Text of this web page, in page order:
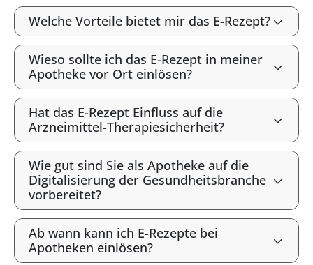
Welche Vorteile bietet mir das E-Rezept?
Wieso sollte ich das E-Rezept in meiner
Apotheke vor Ort einlösen?
Hat das E-Rezept Einfluss auf die
Arzneimittel-Therapiesicherheit?
Wie gut sind Sie als Apotheke auf die
Digitalisierung der Gesundheitsbranche
vorbereitet?
Ab wann kann ich E-Rezepte bei
Apotheken einlösen?